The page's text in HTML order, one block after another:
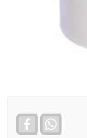
Facebook